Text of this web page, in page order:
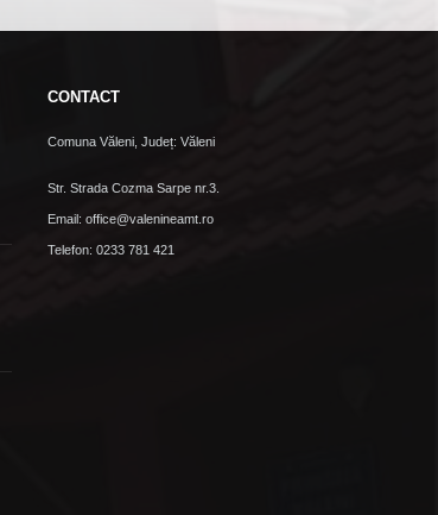
CONTACT
Comuna Văleni, Județ: Văleni
Str. Strada Cozma Sarpe nr.3.
Email: office@valenineamt.ro
Telefon: 0233 781 421